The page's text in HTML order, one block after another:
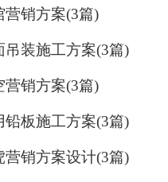
营销方案(3篇)
吊装施工方案(3篇)
营销方案(3篇)
铅板施工方案(3篇)
营销方案设计(3篇)